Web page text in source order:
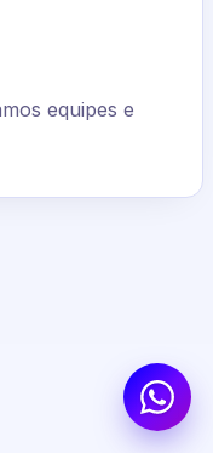
equipes e